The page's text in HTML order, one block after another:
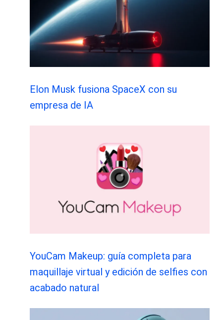
Elon Musk fusiona SpaceX con su
empresa de IA
YouCam Makeup: guía completa para
maquillaje virtual y edición de selfies con
acabado natural